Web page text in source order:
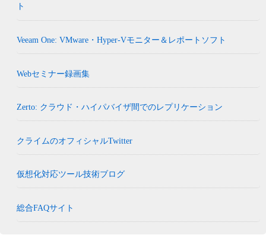
ト
Veeam One: VMware・Hyper-Vモニター＆レポートソフト
Webセミナー録画集
Zerto: クラウド・ハイパバイザ間でのレプリケーション
クライムのオフィシャルTwitter
仮想化対応ツール技術ブログ
総合FAQサイト